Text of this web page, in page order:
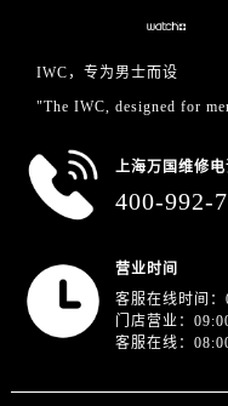
IWC，专为男士而设
"The IWC, designed for
上海万国维修电
400-992-
营业时间
客服在线时间
门店营业：
客服在线：